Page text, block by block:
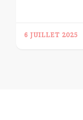
6 JUILLET 2025